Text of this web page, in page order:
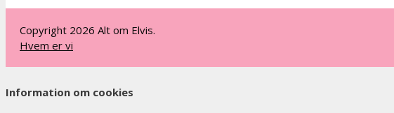
Copyright 2026 Alt om Elvis.
Hvem er vi
Information om cookies